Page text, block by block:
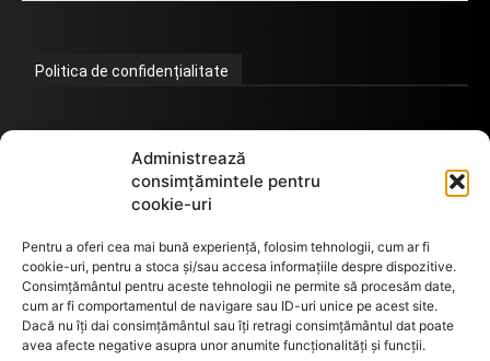
Administrează
consimțămintele pentru
cookie-uri
Pentru a oferi cea mai bună experiență, folosim tehnologii, cum ar fi
cookie-uri, pentru a stoca și/sau accesa informațiile despre dispozitive.
Consimțământul pentru aceste tehnologii ne permite să procesăm date,
cum ar fi comportamentul de navigare sau ID-uri unice pe acest site.
Dacă nu îți dai consimțământul sau îți retragi consimțământul dat poate
avea afecte negative asupra unor anumite funcționalități și funcții.
Politica de confidențialitate
Termeni de utilizare
GDPR